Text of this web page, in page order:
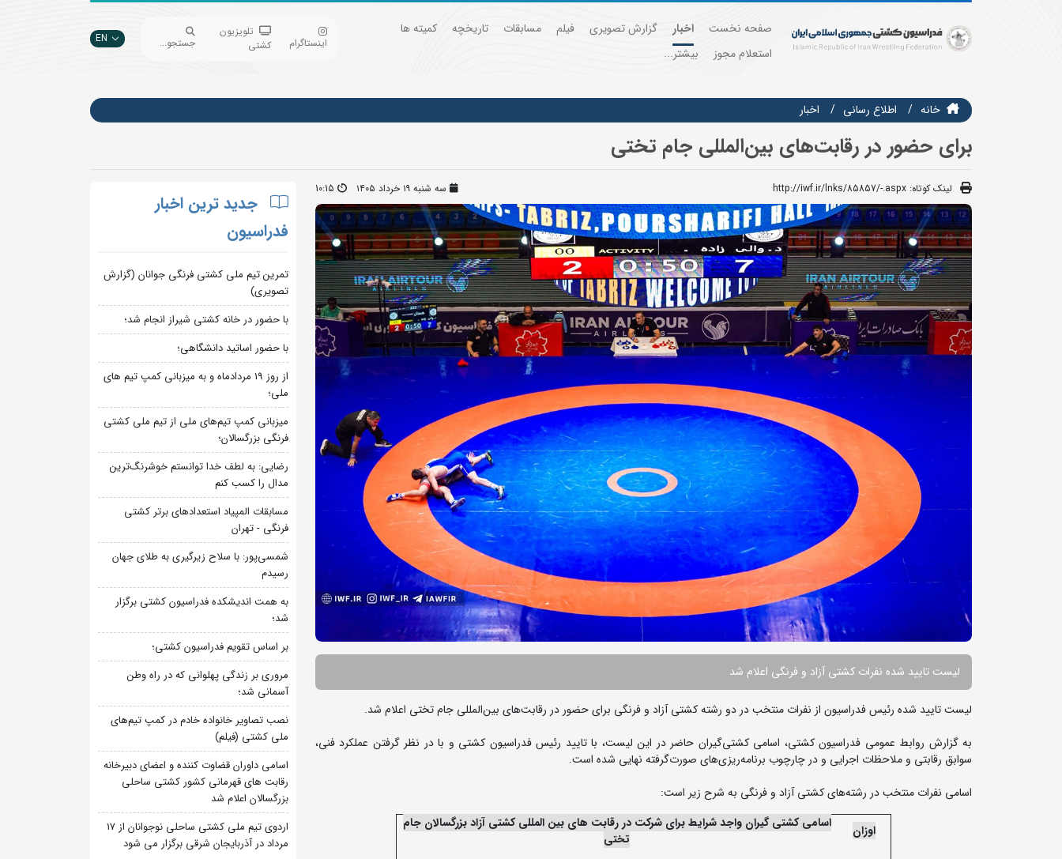
صفحه نخست اخبار گزارش تصویری فیلم مسابقات تاریخچه
کمیته ها
استعلام مجوز
بیشتر...
اینستاگرام
تلویزیون
کشتی
جستجو... EN
خانه اطلاع رسانی اخبار
برای حضور در رقابت‌های بین‌المللی جام تختی
لینک کوتاه: http://iwf.ir/lnks/85857/-.aspx سه شنبه ۱۹ خرداد ۱۴۰۵ 10:15
لیست تایید شده نفرات کشتی آزاد و فرنگی اعلام شد
لیست تایید شده رئیس فدراسیون از نفرات منتخب در دو رشته کشتی آزاد و فرنگی برای حضور در رقابت‌های بین‌المللی جام تختی اعلام شد.
به گزارش روابط عمومی فدراسیون کشتی، اسامی کشتی‌گیران حاضر در این لیست، با تایید رئیس فدراسیون کشتی و با در نظر گرفتن عملکرد فنی،
سوابق رقابتی و ملاحظات اجرایی و در چارچوب برنامه‌ریزی‌های صورت‌گرفته نهایی شده است.
اسامی نفرات منتخب در رشته‌های کشتی آزاد و فرنگی به شرح زیر است:
اوزان
اسامی کشتی گیران واجد شرایط برای شرکت در رقابت های بین المللی کشتی آزاد بزرگسالان جام
تختی
جدید ترین اخبار
فدراسیون
تمرین تیم ملی کشتی فرنگی جوانان (گزارش
تصویری)
با حضور در خانه کشتی شیراز انجام شد؛
با حضور اساتید دانشگاهی؛
از روز 19 مردادماه و به میزبانی کمپ تیم های
ملی؛
میزبانی کمپ تیم‌های ملی از تیم ملی کشتی
فرنگی بزرگسالان؛
رضایی: به لطف خدا توانستم خوشرنگ‌ترین
مدال را کسب کنم
مسابقات المپیاد استعدادهای برتر کشتی
فرنگی - تهران
شمسی‌پور: با سلاح زیرگیری به طلای جهان
رسیدم
به همت اندیشکده فدراسیون کشتی برگزار
شد؛
بر اساس تقویم فدراسیون کشتی؛
مروری بر زندگی پهلوانی که در راه وطن
آسمانی شد؛
نصب تصاویر خانواده خادم در کمپ تیم‌های
ملی کشتی (فیلم)
اسامی داوران قضاوت کننده و اعضای دبیرخانه
رقابت های قهرمانی کشور کشتی ساحلی
بزرگسالان اعلام شد
اردوی تیم ملی کشتی ساحلی نوجوانان از 17
مرداد در آذربایجان شرقی برگزار می شود